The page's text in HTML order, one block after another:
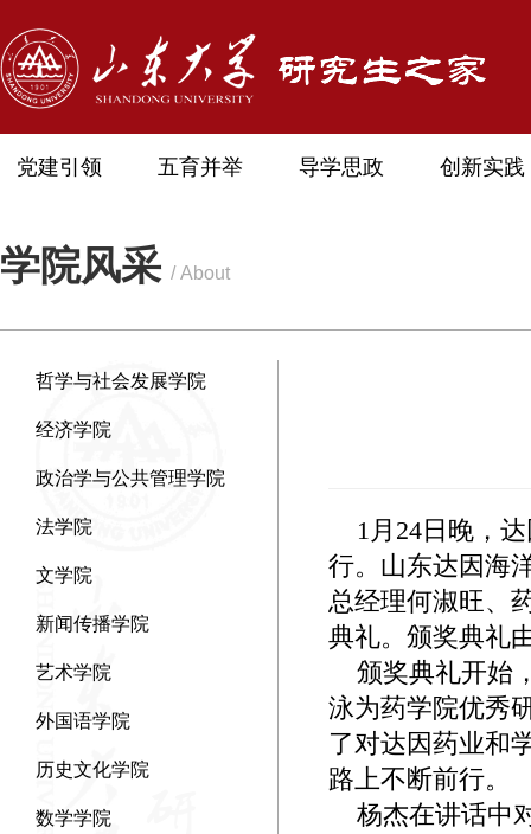
党建引领 五育并举 导学思政 创新实践
学院风采 / About
哲学与社会发展学院
经济学院
政治学与公共管理学院
法学院
文学院
新闻传播学院
艺术学院
外国语学院
历史文化学院
数学学院
1月24日晚，达
行。山东达因海
总经理何淑旺、
典礼。颁奖典礼
颁奖典礼开始
泳为药学院优秀
了对达因药业和
路上不断前行。
杨杰在讲话中